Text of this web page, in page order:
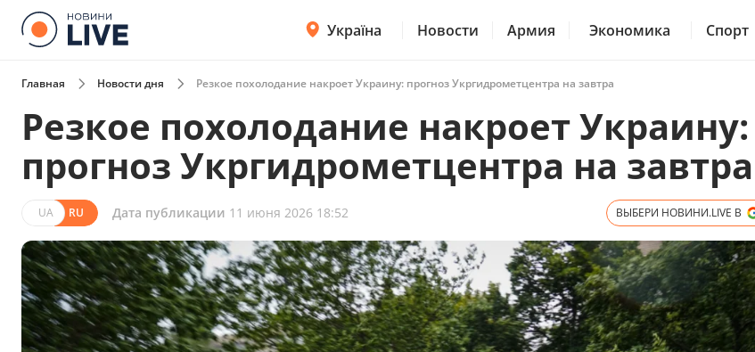
Україна Новости Армия Экономика Спорт
Главная Новости дня Резкое похолодание накроет Украину: прогноз Укргидрометцентра на завтра
Резкое похолодание накроет Украину:
прогноз Укргидрометцентра на завтра
UA RU Дата публикации 11 июня 2026 18:52 ВЫБЕРИ НОВИНИ.LIVE В